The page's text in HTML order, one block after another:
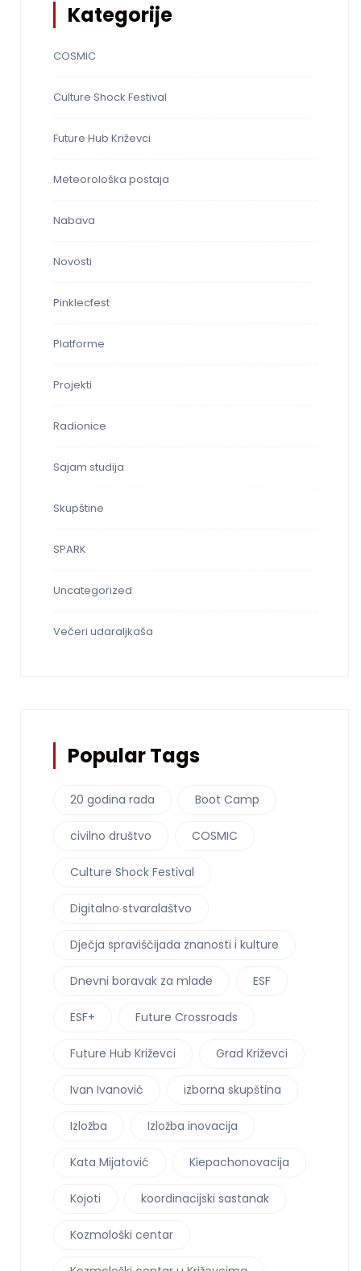
Kategorije
COSMIC
Culture Shock Festival
Future Hub Križevci
Meteorološka postaja
Nabava
Novosti
Pinklecfest
Platforme
Projekti
Radionice
Sajam studija
Skupštine
SPARK
Uncategorized
Večeri udaraljkaša
Popular Tags
20 godina rada Boot Camp
civilno društvo COSMIC
Culture Shock Festival
Digitalno stvaralaštvo
Dječja spraviščijada znanosti i kulture
Dnevni boravak za mlade ESF
ESF+ Future Crossroads
Future Hub Križevci Grad Križevci
Ivan Ivanović izborna skupština
Izložba Izložba inovacija
Kata Mijatović Kiepachonovacija
Kojoti koordinacijski sastanak
Kozmološki centar